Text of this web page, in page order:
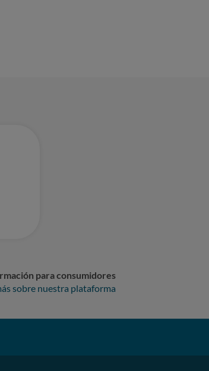
para consumidores
sobre nuestra plataforma